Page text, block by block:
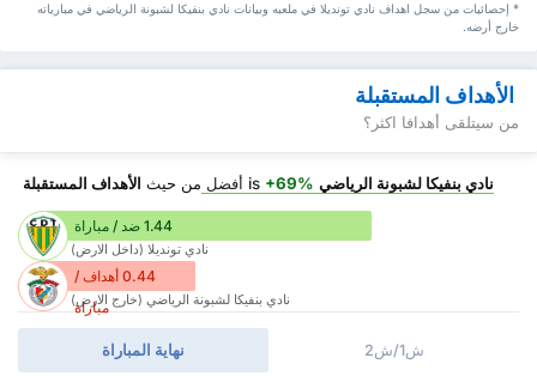
* إحصائيات من سجل اهداف نادي تونديلا في ملعبه وبيانات نادي بنفيكا لشبونة الرياضي في مبارياته
خارج أرضه.
الأهداف المستقبلة
من سيتلقى أهدافا اكثر؟
نادي بنفيكا لشبونة الرياضي +69% أفضل من حيث الأهداف المستقبلة
1.44 ضد / مباراة
نادي تونديلا (داخل الارض)
0.44 أهداف /
مباراة
نادي بنفيكا لشبونة الرياضي (خارج الارض)
نهاية المباراة ش1/ش2